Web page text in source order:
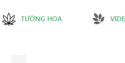
TƯỜNG HOA